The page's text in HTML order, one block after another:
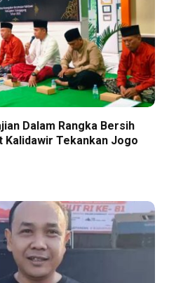
Dalam Rangka Bersih
Kalidawir Tekankan Jogo